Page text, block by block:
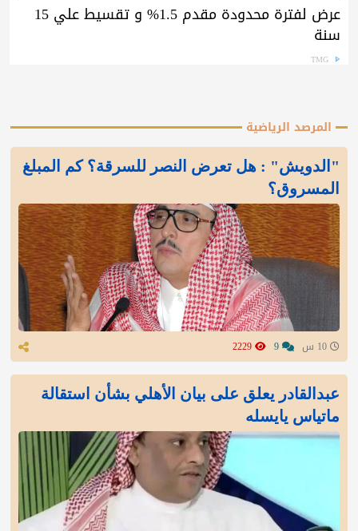
عرض لفترة محدودة مقدم 1.5% و تقسيط علي 15
سنة
TMG
المرصد الرياضية
"الدويش" : هل تعرض النصر للسرقة؟ كم المبلغ
المسروق؟
عبدالقادر يعلق على بيان الأهلي بشأن استقالة
ماتياس يايسله